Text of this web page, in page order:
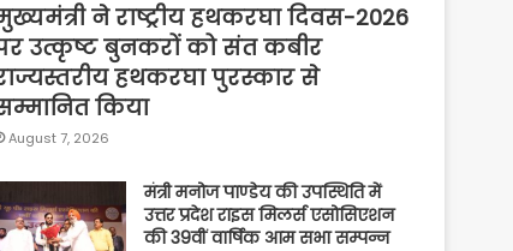
ने राष्ट्रीय हथकरघा दिवस-2026
उत्कृष्ट बुनकरों को संत कबीर
हथकरघा पुरस्कार से
किया
August 7, 2026
मंत्री मनोज पाण्डेय की उपस्थिति में
उत्तर प्रदेश राइस मिलर्स एसोसिएशन
की 39वीं वार्षिक आम सभा सम्पन्न